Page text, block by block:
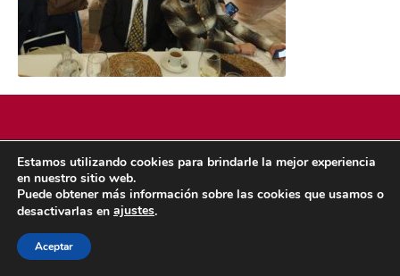
POLÍTICA DE COOKIES POLÍTICA DE PRIVACIDAD
© 2026 ACMS.
Estamos utilizando cookies para brindarle la mejor experiencia
en nuestro sitio web.
Puede obtener más información sobre las cookies que usamos o
desactivarlas en ajustes.
Aceptar